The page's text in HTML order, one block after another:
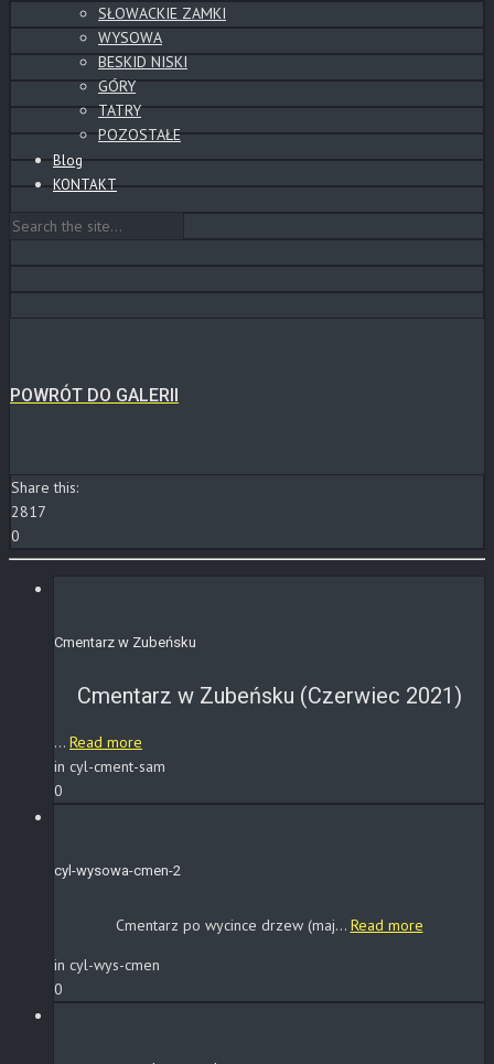
SŁOWACKIE ZAMKI
WYSOWA
BESKID NISKI
GÓRY
TATRY
POZOSTAŁE
Blog
KONTAKT
POWRÓT DO GALERII
Share this:
2817
0
Cmentarz w Zubeńsku
Cmentarz w Zubeńsku (Czerwiec 2021)
... Read more
in cyl-cment-sam
0
cyl-wysowa-cmen-2
Cmentarz po wycince drzew (maj... Read more
in cyl-wys-cmen
0